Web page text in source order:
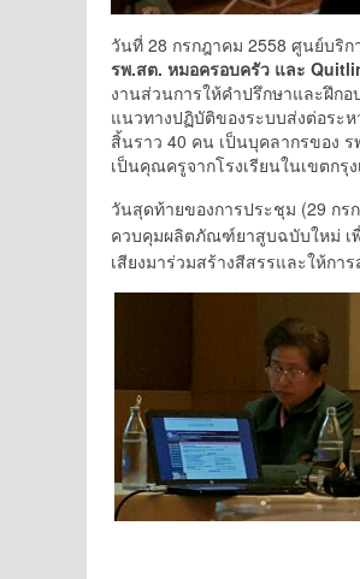
วันที่ 28 กรกฎาคม 2558 ศูนย์บริ
รพ.สต. หมอครอบครัว และ
งานส่วนการให้คำปรึกษาและฝึก
แนวทางปฏิบัติของระบบส่งต่อระ
สิ้นราว 40 คน เป็นบุคลากรของ
เป็นคุณครูจากโรงเรียนในเขตกรุ
วันสุดท้ายของการประชุม (29 ก
ควบคุมผลิตภัณฑ์ยาสูบฉบับใหม่ เ
เสียงมาร่วมสร้างสีสรรและให้ก